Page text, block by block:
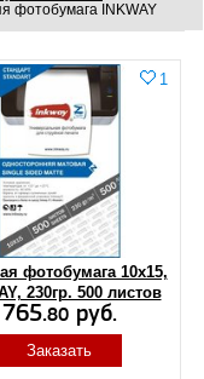
фотобумага INKWAY
фотобумага 10x15,
230гр. 500 листов
1
765.80руб.
Заказать